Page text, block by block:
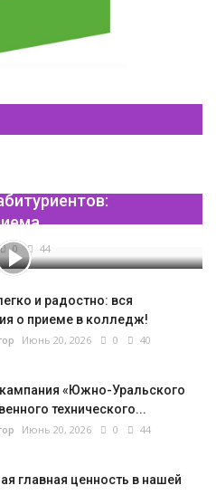
0 44
и радостно: вся
о приеме в колледж!
Июнь 20, 2026 0 40
«Южно-Уральского
технического...
Июнь 20, 2026 0 44
главная ценность в нашей